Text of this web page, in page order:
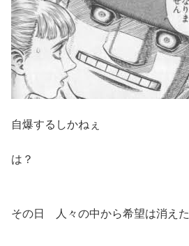
自爆するしかねぇ
は？
その日 人々の中から希望は消えた